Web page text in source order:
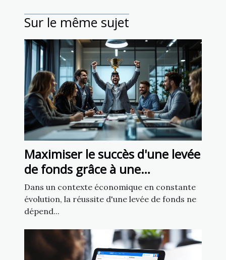
Sur le même sujet
Maximiser le succès d'une levée
de fonds grâce à une
gouvernance efficace
Dans un contexte économique en constante
évolution, la réussite d'une levée de fonds ne
dépend...